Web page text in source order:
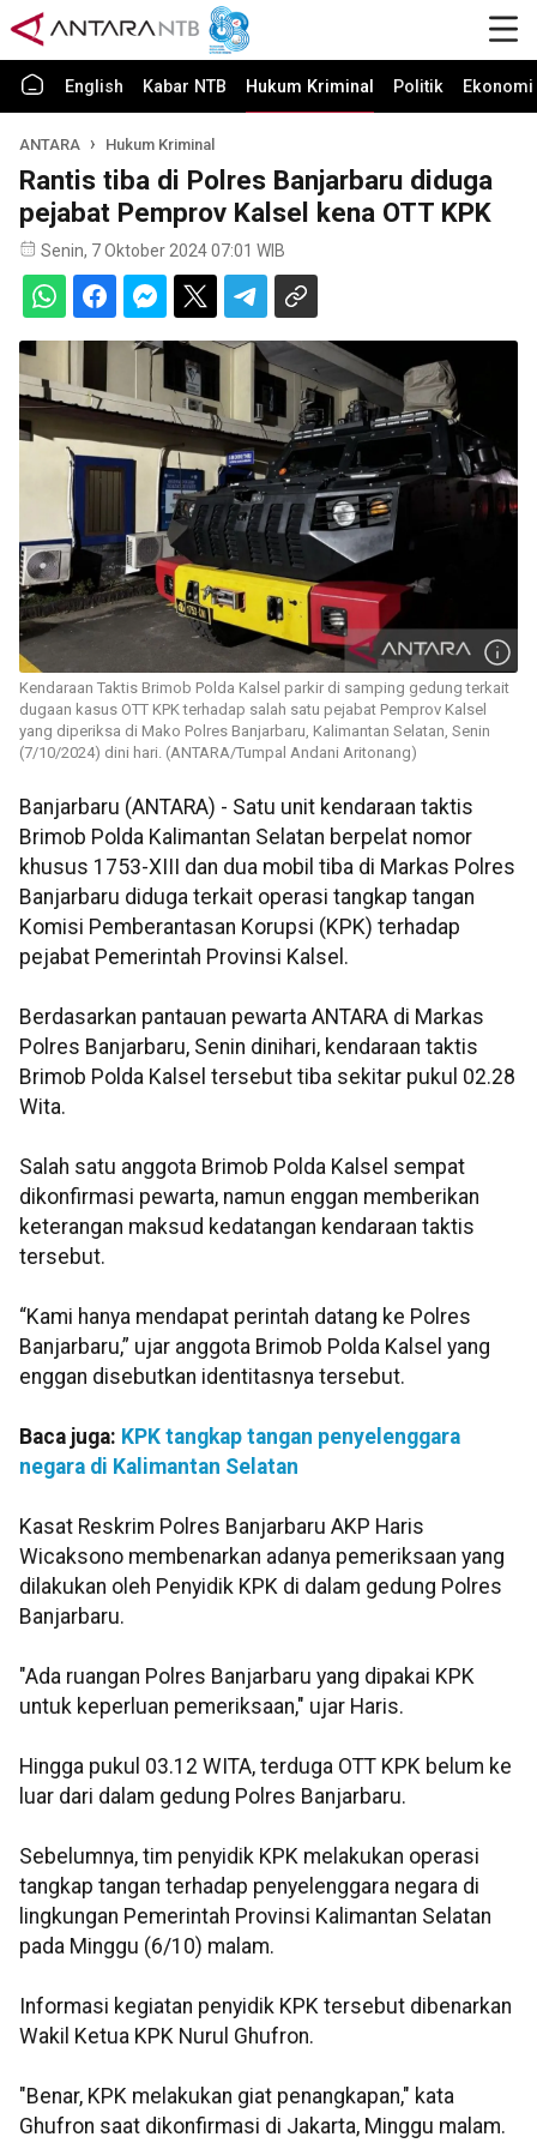
English Kabar NTB Hukum Kriminal Politik
ANTARA Hukum Kriminal
Rantis tiba di Polres Banjarbaru diduga
pejabat Pemprov Kalsel kena OTT KPK
Senin, 7 Oktober 2024 07:01 WIB
Kendaraan Taktis Brimob Polda Kalsel parkir di samping gedung terkait
dugaan kasus OTT KPK terhadap salah satu pejabat Pemprov Kalsel
yang diperiksa di Mako Polres Banjarbaru, Kalimantan Selatan, Senin
(7/10/2024) dini hari. (ANTARA/Tumpal Andani Aritonang)
Banjarbaru (ANTARA) - Satu unit kendaraan taktis
Brimob Polda Kalimantan Selatan berpelat nomor
khusus 1753-XIII dan dua mobil tiba di Markas Polres
Banjarbaru diduga terkait operasi tangkap tangan
Komisi Pemberantasan Korupsi (KPK) terhadap
pejabat Pemerintah Provinsi Kalsel.
Berdasarkan pantauan pewarta ANTARA di Markas
Polres Banjarbaru, Senin dinihari, kendaraan taktis
Brimob Polda Kalsel tersebut tiba sekitar pukul 02.28
Wita.
Salah satu anggota Brimob Polda Kalsel sempat
dikonfirmasi pewarta, namun enggan memberikan
keterangan maksud kedatangan kendaraan taktis
tersebut.
“Kami hanya mendapat perintah datang ke Polres
Banjarbaru,” ujar anggota Brimob Polda Kalsel yang
enggan disebutkan identitasnya tersebut.
Baca juga: KPK tangkap tangan penyelenggara
negara di Kalimantan Selatan
Kasat Reskrim Polres Banjarbaru AKP Haris
Wicaksono membenarkan adanya pemeriksaan yang
dilakukan oleh Penyidik KPK di dalam gedung Polres
Banjarbaru.
"Ada ruangan Polres Banjarbaru yang dipakai KPK
untuk keperluan pemeriksaan," ujar Haris.
Hingga pukul 03.12 WITA, terduga OTT KPK belum ke
luar dari dalam gedung Polres Banjarbaru.
Sebelumnya, tim penyidik KPK melakukan operasi
tangkap tangan terhadap penyelenggara negara di
lingkungan Pemerintah Provinsi Kalimantan Selatan
pada Minggu (6/10) malam.
Informasi kegiatan penyidik KPK tersebut dibenarkan
Wakil Ketua KPK Nurul Ghufron.
"Benar, KPK melakukan giat penangkapan," kata
Ghufron saat dikonfirmasi di Jakarta, Minggu malam.